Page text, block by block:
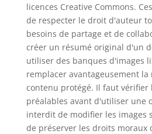
licences Creative Commons.
de respecter le droit d'auteur
besoins de partage et de
créer un résumé original d'un
utiliser des banques d'images
remplacer avantageusement
contenu protégé. Il faut vérifier
préalables avant d'utiliser une
interdit de modifier les images
de préserver les droits moraux